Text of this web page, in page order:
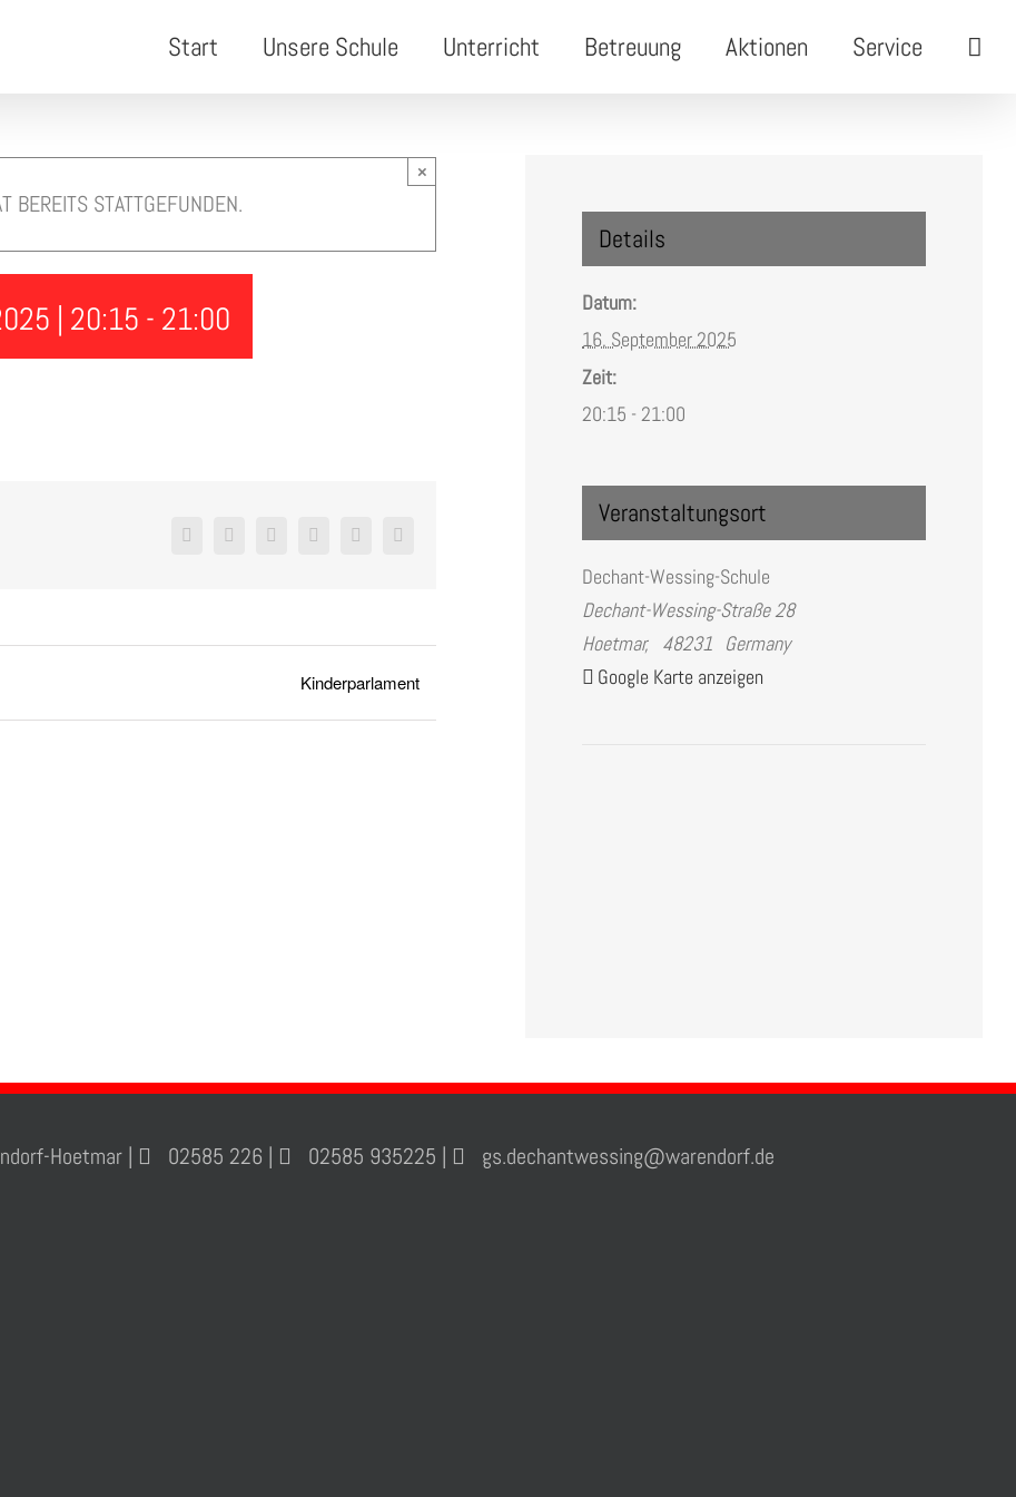
Start Unsere Schule Unterricht Betreuung Aktionen Service
BEREITS STATTGEFUNDEN.
×
| 20:15 - 21:00
Facebook
X RedditLinkedInPinterestVk
Kinderparlament
Details
Datum:
16. September 2025
Zeit:
20:15 - 21:00
Veranstaltungsort
Dechant-Wessing-Schule
Dechant-Wessing-Straße 28
Hoetmar, 48231 Germany
Google Karte anzeigen
Hoetmar | 02585 226 | 02585 935225 | gs.dechantwessing@warendorf.de